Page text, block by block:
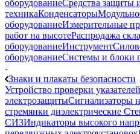
оборудованиеСредства защиты
техникаКонденсаторы
оборудованиеИзмерительные
работ на высотеРаспродажа
оборудованиеИнструмент
оборудованиеСистемы и блоки
-
Знаки и плакаты безопасности
Устройство проверки указателей
электрозащитыСигнализаторы
стремянки диэлектрические
СИЗИндикаторы высокого